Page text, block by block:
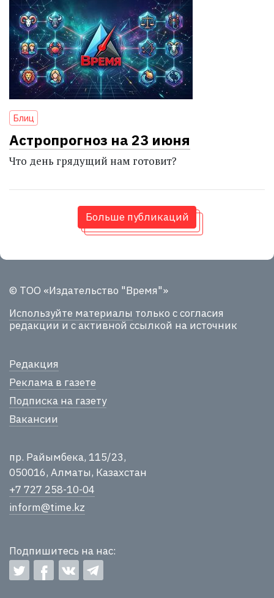
Блиц
Астропрогноз на 23 июня
Что день грядущий нам готовит?
Больше публикаций
© ТОО «Издательство "Время"»
Используйте материалы только с согласия
редакции и с активной ссылкой на источник
Редакция
Реклама в газете
Подписка на газету
Вакансии
пр. Райымбека, 115/23,
050016, Алматы, Казахстан
+7 727 258-10-04
inform@time.kz
Подпишитесь на нас: